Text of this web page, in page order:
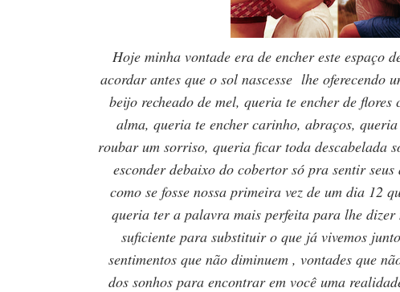
Hoje minha vontade era de encher este espaço
acordar antes que o sol nascesse lhe oferecendo
beijo recheado de mel, queria te encher de
alma, queria te encher carinho, abraços,
roubar um sorriso, queria ficar toda descabelada
esconder debaixo do cobertor só pra sentir
como se fosse nossa primeira vez de um dia 12
queria ter a palavra mais perfeita para lhe
suficiente para substituir o que já vivemos
sentimentos que não diminuem , vontades que
dos sonhos para encontrar em você uma